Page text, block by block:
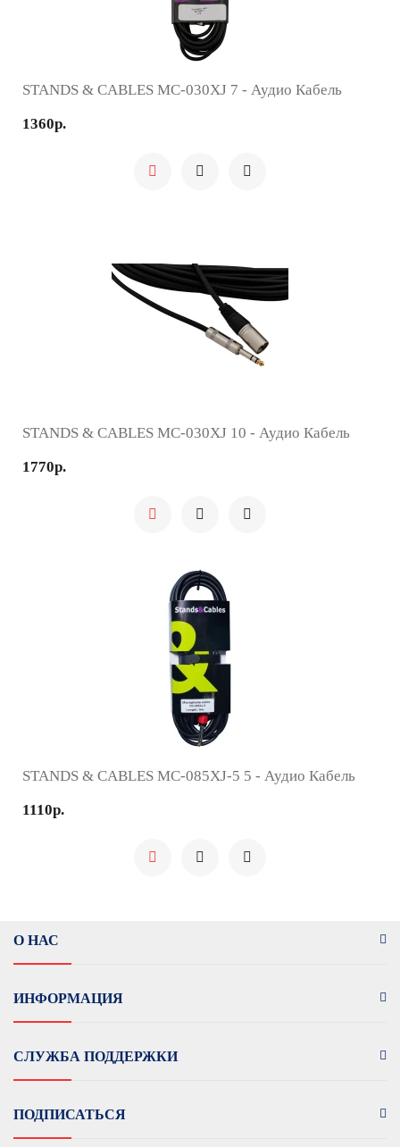
STANDS & CABLES MC-030XJ 7 - Аудио Кабель
1360р.
STANDS & CABLES MC-030XJ 10 - Аудио Кабель
1770р.
STANDS & CABLES MC-085XJ-5 5 - Аудио Кабель
1110р.
О НАС
ИНФОРМАЦИЯ
СЛУЖБА ПОДДЕРЖКИ
ПОДПИСАТЬСЯ